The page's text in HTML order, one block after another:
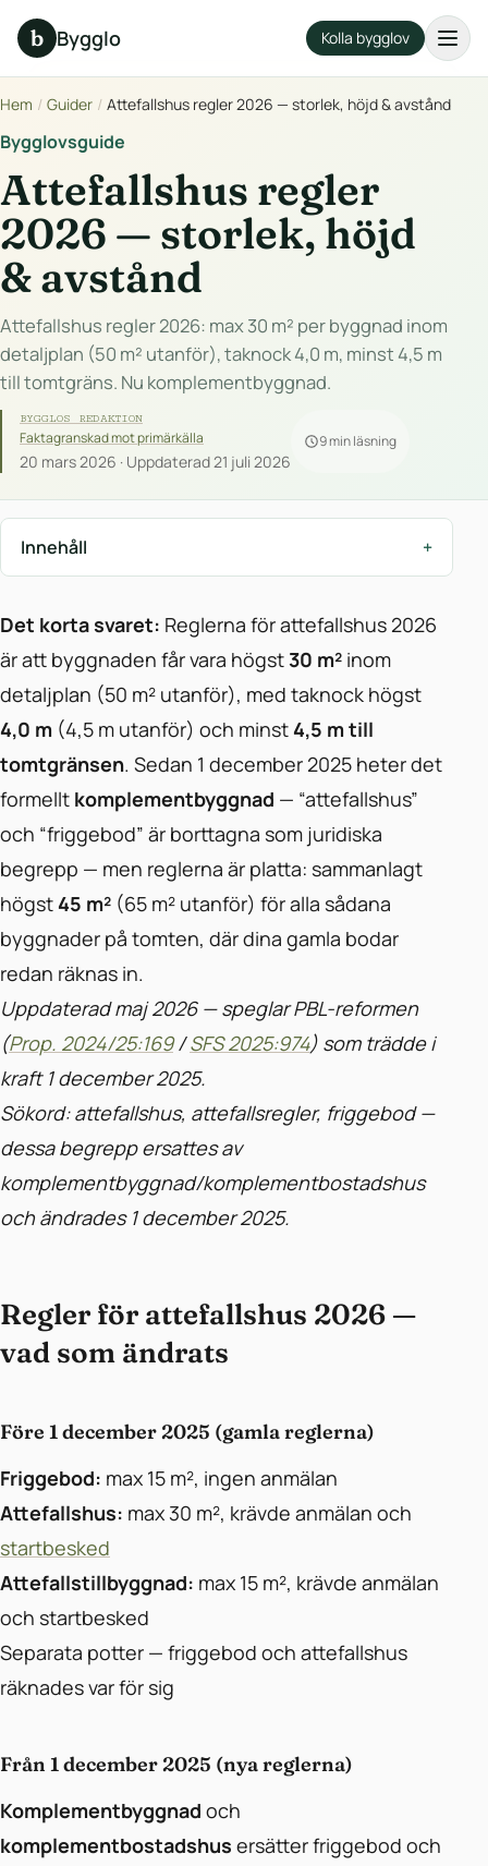
b Bygglo Kolla bygglov
Hem / Guider / Attefallshus regler 2026 — storlek, höjd & avstånd
Bygglovsguide
Attefallshus regler
2026 — storlek, höjd
& avstånd
Attefallshus regler 2026: max 30 m² per byggnad inom
detaljplan (50 m² utanför), taknock 4,0 m, minst 4,5 m
till tomtgräns. Nu komplementbyggnad.
BYGGLOS REDAKTION
Faktagranskad mot primärkälla
20 mars 2026 · Uppdaterad 21 juli 2026
9 min läsning
Innehåll
Det korta svaret: Reglerna för attefallshus 2026
är att byggnaden får vara högst30 m² inom
detaljplan (50 m² utanför), med taknock högst
4,0 m (4,5 m utanför) och minst 4,5 m till
tomtgränsen. Sedan 1 december 2025 heter det
formellt komplementbyggnad — “attefallshus”
och “friggebod” är borttagna som juridiska
begrepp — men reglerna är platta: sammanlagt
högst 45 m² (65 m² utanför) för alla sådana
byggnader på tomten, där dina gamla bodar
redan räknas in.
Uppdaterad maj 2026 — speglar PBL-reformen
(Prop. 2024/25:169/SFS 2025:974) som trädde i
kraft 1 december 2025.
Sökord: attefallshus, attefallsregler, friggebod —
dessa begrepp ersattes av
komplementbyggnad/komplementbostadshus
och ändrades 1 december 2025.
Regler för attefallshus 2026 —
vad som ändrats
Före 1 december 2025 (gamla reglerna)
Friggebod: max 15 m², ingen anmälan
Attefallshus: max 30 m², krävde anmälan och
startbesked
Attefallstillbyggnad: max 15 m², krävde anmälan
och startbesked
Separata potter — friggebod och attefallshus
räknades var för sig
Från 1 december 2025 (nya reglerna)
Komplementbyggnad och
komplementbostadshus ersätter friggebod och